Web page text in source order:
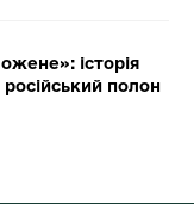
історія
полон